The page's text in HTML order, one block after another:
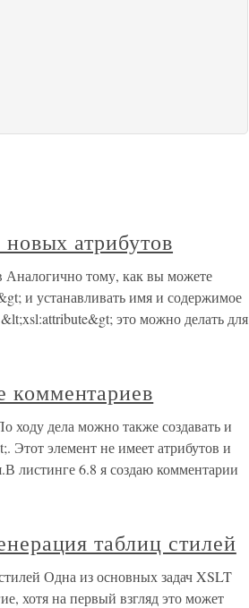
атрибутов
Аналогично тому, как вы можете
и устанавливать имя и содержимое
это можно делать для
комментариев
ходу дела можно также создавать и
элемент не имеет атрибутов и
листинге 6.8 я создаю комментарии
таблиц стилей
Одна из основных задач XSLT
хотя на первый взгляд это может